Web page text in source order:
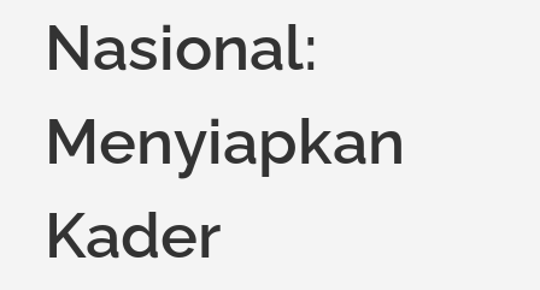
Nasional:
Menyiapkan
Kader